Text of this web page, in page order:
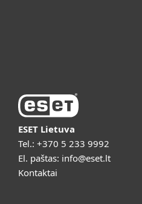
ESET Lietuva
Tel.: +370 5 233 9992
El. paštas: info@eset.lt
Kontaktai